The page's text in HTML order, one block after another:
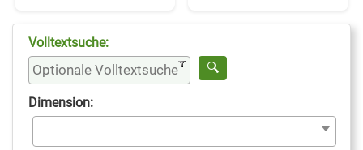
Volltextsuche:
Dimension: